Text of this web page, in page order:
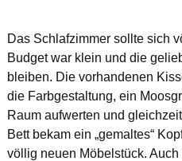
Das Schlafzimmer sollte sich
Budget war klein und die
bleiben. Die vorhandenen
die Farbgestaltung, ein
Raum aufwerten und
Bett bekam ein „gemaltes“
völlig neuen Möbelstück.